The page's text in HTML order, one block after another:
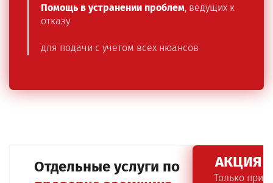
Помощь в устранении проблем, ведущих к
отказу
для подачи с учетом всех нюансов
Отдельные услуги по
АКЦИЯ
Только при